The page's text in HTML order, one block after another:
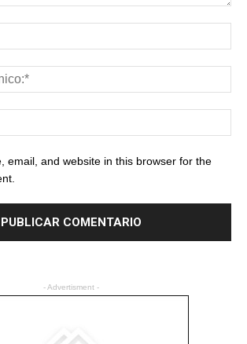
email, and website in this browser for the
- Advertisment -